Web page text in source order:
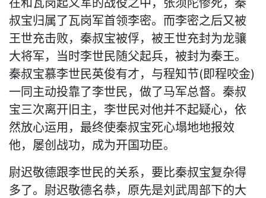
在和瓦岗起义军的战役之中，张须陀惨死，秦
叔宝归属了瓦岗军首领李密。而李密之后又被
王世充击败，秦叔宝被俘，被王世充封为龙骧
大将军，当时李世民随父起兵，被封为秦王。
秦叔宝慕李世民英俊有才，与程知节(即程咬金)
一同主动投靠了李世民，做了马军总督。秦叔
宝三次离开旧主，李世民对他并不起疑心，依
然放心运用，最终使秦叔宝死心塌地地报效
他，屡创战功，成为开国功臣。
尉迟敬德跟李世民的关系，要比秦叔宝复杂得
多了。尉迟敬德名恭，原先是刘武周部下的大